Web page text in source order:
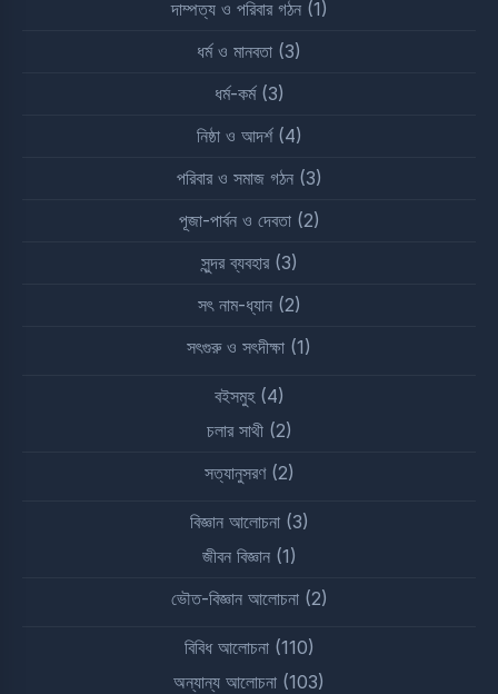
দাম্পত্য ও পরিবার গঠন(1)
ধর্ম ও মানবতা (3)
ধর্ম-কর্ম(3)
নিষ্ঠা ও আদর্শ(4)
পরিবার ও সমাজ গঠন(3)
পূজা-পার্বন ও দেবতা(2)
সুন্দর ব্যবহার(3)
সৎ নাম-ধ্যান(2)
সৎগুরু ও সৎদীক্ষা (1)
বইসমুহ(4)
চলার সাথী(2)
সত্যানুসরণ(2)
বিজ্ঞান আলোচনা(3)
জীবন বিজ্ঞান(1)
ভৌত-বিজ্ঞান আলোচনা(2)
বিবিধ আলোচনা(110)
অন্যান্য আলোচনা (103)